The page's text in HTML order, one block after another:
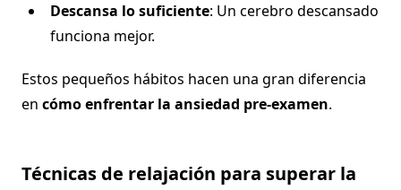
Descansa lo suficiente: Un cerebro descansado
funciona mejor.
Estos pequeños hábitos hacen una gran diferencia
en cómo enfrentar la ansiedad pre-examen.
Técnicas de relajación para superar la